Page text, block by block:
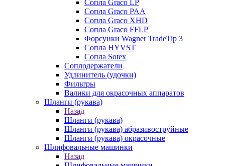
Сопла Graco LP
Сопла Graco PAA
Сопла Graco XHD
Сопла Graco FFLP
Форсунки Wagner TradeTip 3
Сопла HYVST
Сопла Sotex
Соплодержатели
Удлинитель (удочки)
Фильтры
Валики для окрасочных аппаратов
Шланги (рукава)
Назад
Шланги (рукава)
Шланги (рукава) абразивоструйные
Шланги (рукава) окрасочные
Шлифовальные машинки
Назад